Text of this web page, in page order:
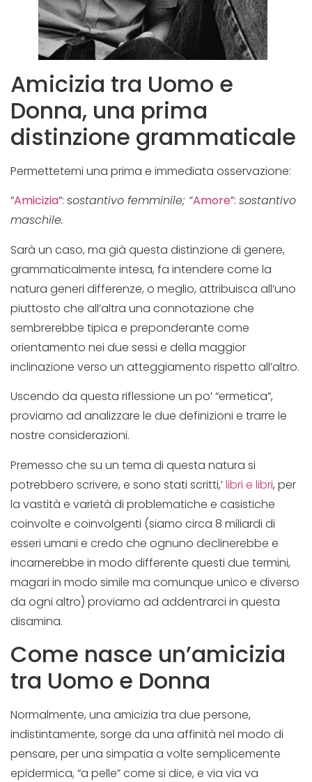
Amicizia tra Uomo e
Donna, una prima
distinzione grammaticale
Permettetemi una prima e immediata osservazione:
“Amicizia”: sostantivo femminile; “Amore”: sostantivo
maschile.
Sarà un caso, ma già questa distinzione di genere,
grammaticalmente intesa, fa intendere come la
natura generi differenze, o meglio, attribuisca all’uno
piuttosto che all’altra una connotazione che
sembrerebbe tipica e preponderante come
orientamento nei due sessi e della maggior
inclinazione verso un atteggiamento rispetto all’altro.
Uscendo da questa riflessione un po’ “ermetica”,
proviamo ad analizzare le due definizioni e trarre le
nostre considerazioni.
Premesso che su un tema di questa natura si
potrebbero scrivere, e sono stati scritti,’libri e libri, per
la vastità e varietà di problematiche e casistiche
coinvolte e coinvolgenti (siamo circa 8 miliardi di
esseri umani e credo che ognuno declinerebbe e
incarnerebbe in modo differente questi due termini,
magari in modo simile ma comunque unico e diverso
da ogni altro) proviamo ad addentrarci in questa
disamina.
Come nasce un’amicizia
tra Uomo e Donna
Normalmente, una amicizia tra due persone,
indistintamente, sorge da una affinità nel modo di
pensare, per una simpatia a volte semplicemente
epidermica, “a pelle” come si dice, e via via va